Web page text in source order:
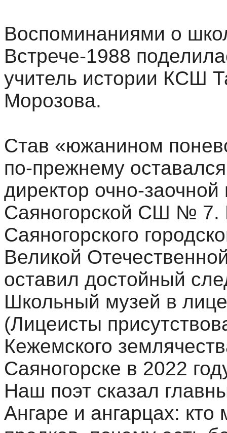
Воспоминаниями о
Встрече-1988
учитель истории КСШ
Морозова.
Став «южанином
по-прежнему
директор очно-
Саяногорской СШ № 7.
Саяногорского
Великой
оставил достойный
Школьный музей в
(Лицеисты
Кежемского
Саяногорске в 2022
Наш поэт сказал
Ангаре и ангарцах: